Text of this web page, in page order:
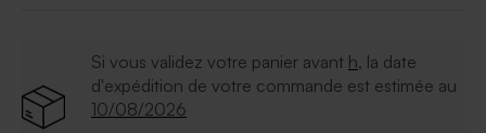
Si vous validez votre panier avant h, la date
d'expédition de votre commande est estimée au
10/08/2026